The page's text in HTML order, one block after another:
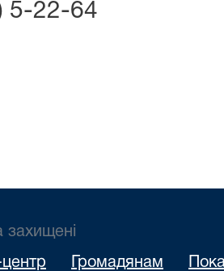
5-22-64
захищені
центр Громадянам